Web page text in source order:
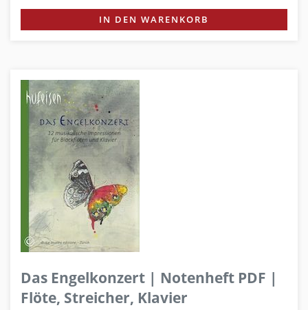
IN DEN WARENKORB
Das Engelkonzert | Notenheft PDF |
Flöte, Streicher, Klavier